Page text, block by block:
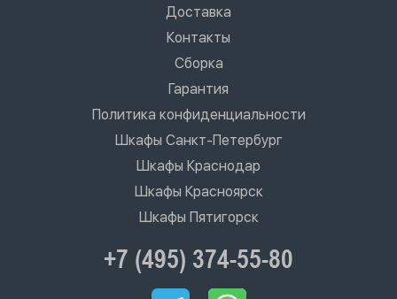
Доставка
Контакты
Сборка
Гарантия
Политика конфиденциальности
Шкафы Санкт-Петербург
Шкафы Краснодар
Шкафы Красноярск
Шкафы Пятигорск
+7 (495) 374-55-80